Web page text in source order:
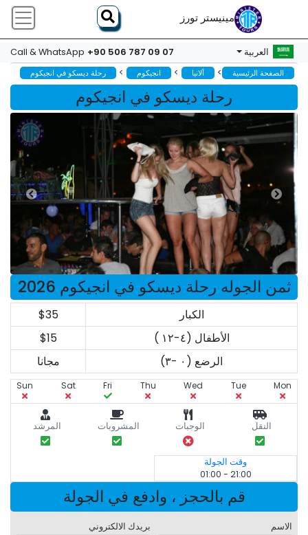
مينيستر تورز
العربية Call & WhatsApp +90 506 787 09 07
الصفحة الرئيسية > ألانيا > انجيکوم > رحلة ديسكو في انجيكوم
رحلة ديسكو في انجيكوم
ثمن الجوله رحلة ديسكو في انجيكوم 2026
الكبار
$35
الأطفال (٤-١٢ )
$15
الرضع (٠ -٣)
مجانا
Mon
Tue
Wed
Thu
Fri
Sat
Sun
النقل الوجبات المشروبات المرشد
وقت الجولة
21:00 - 01:00
قم بالحجز ، وادفع في الجولة
الاسم بريدك الالكتروني